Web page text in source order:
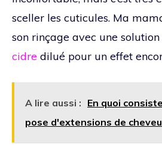
sceller les cuticules. Ma
son rinçage avec une
cidre dilué pour un effet
A lire aussi : En quoi
pose d'extensions de